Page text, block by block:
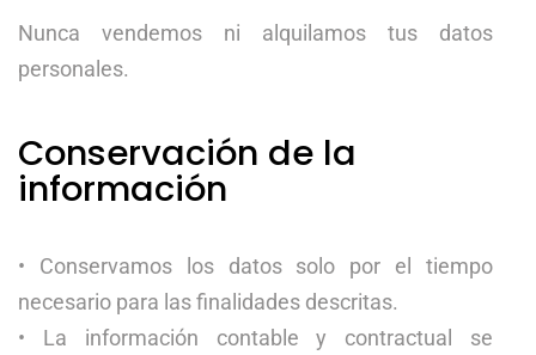
Nunca vendemos ni alquilamos tus datos
personales.
Conservación de la
información
• Conservamos los datos solo por el tiempo
necesario para las finalidades descritas.
• La información contable y contractual se